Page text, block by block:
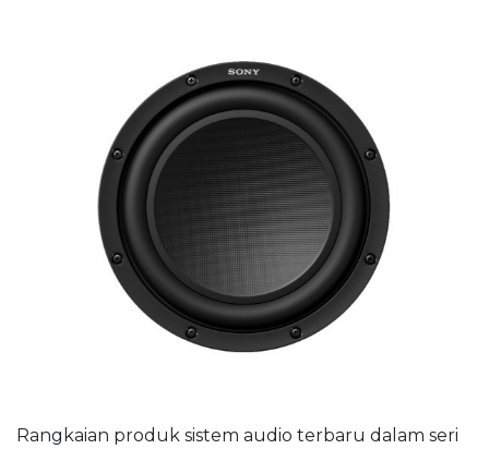
Rangkaian produk sistem audio terbaru dalam seri